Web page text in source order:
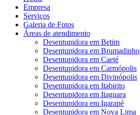
Empresa
Serviços
Galeria de Fotos
Áreas de atendimento
Desentupidora em Betim
Desentupidora em Brumadinho
Desentupidora em Caeté
Desentupidora em Carmópolis
Desentupidora em Divinópolis
Desentupidora em Itabirito
Desentupidora em Itaguara
Desentupidora em Igarapé
Desentupidora em Nova Lima